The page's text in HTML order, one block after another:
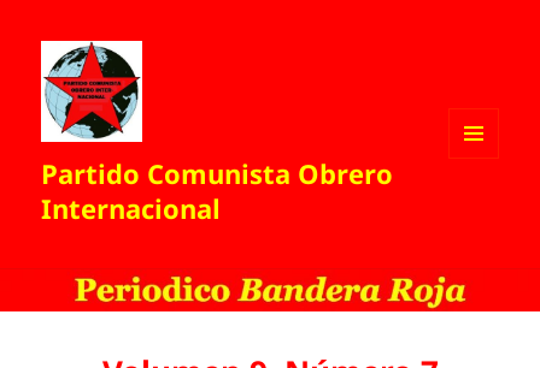
Partido Comunista Obrero
Internacional